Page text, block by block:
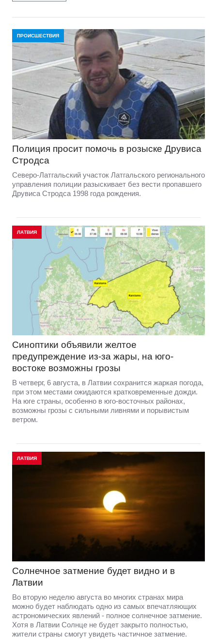
ПРОИСШЕСТВИЯ
Полиция просит помочь в розыске Друвиса
Стродса
Северо-Латгальский участок Латгальского регионального
управления полиции разыскивает без вести пропавшего
Друвиса Стродса 1998 года рождения.
ЛАТВИЯ
Синоптики объявили желтое
предупреждение из-за жары, на юго-
востоке возможны грозы
В четверг, 6 августа, в Латвии сохранится жаркая погода,
при этом местами ожидаются кратковременные дожди.
На юге страны, особенно в юго-восточных районах,
возможны грозы с сильными ливнями и порывистым
ветром.
ЛАТВИЯ
Солнечное затмение будет видно и в
Латвии
Во вторую неделю августа во многих странах мира
можно будет наблюдать одно из самых впечатляющих
астрономических явлений - полное солнечное затмение.
Хотя в Латвии Солнце не будет закрыто полностью,
жители страны смогут увидеть частичное затмение.